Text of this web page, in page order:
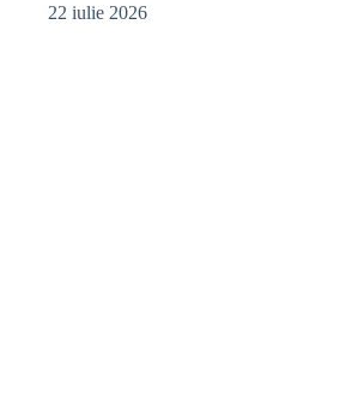
22 iulie 2026